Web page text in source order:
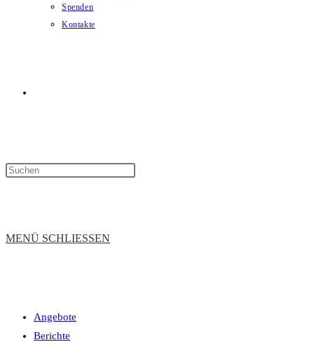
Spenden
Kontakte
MENÜ SCHLIESSEN
Angebote
Berichte